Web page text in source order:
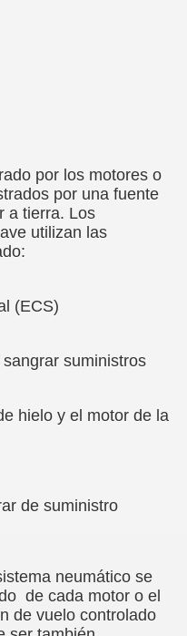
por los motores o
por una fuente
a tierra. Los
utilizan las
(ECS)
suministros
hielo y el motor de la
de suministro
neumático se
de cada motor o el
de vuelo controlado